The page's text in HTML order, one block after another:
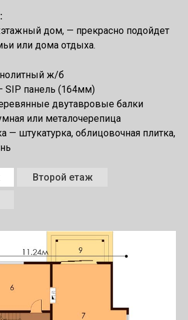
дом, — прекрасно подойдет
или дома отдыха.
ж/б
SIP панель (164мм)
двутавровые балки
или металочерепица
— штукатурка, облицовочная плитка,
Второй етаж